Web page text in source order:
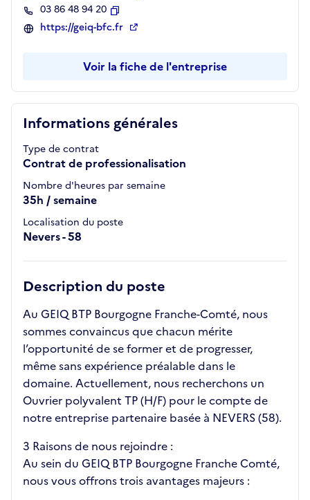
Informations générales
Type de contrat
Contrat de professionalisation
Nombre d'heures par semaine
35h / semaine
Localisation du poste
Nevers - 58
Description du poste
Au GEIQ BTP Bourgogne Franche-Comté, nous
sommes convaincus que chacun mérite
l’opportunité de se former et de progresser,
même sans expérience préalable dans le
domaine. Actuellement, nous recherchons un
Ouvrier polyvalent TP (H/F) pour le compte de
notre entreprise partenaire basée à NEVERS (58).
3 Raisons de nous rejoindre :
Au sein du GEIQ BTP Bourgogne Franche Comté,
nous vous offrons trois avantages majeurs :
03 86 48 94 20
Copier
https://geiq-bfc.fr
Voir la fiche de l'entreprise